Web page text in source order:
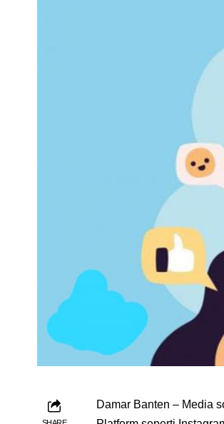
SHARE
Damar Banten – Media